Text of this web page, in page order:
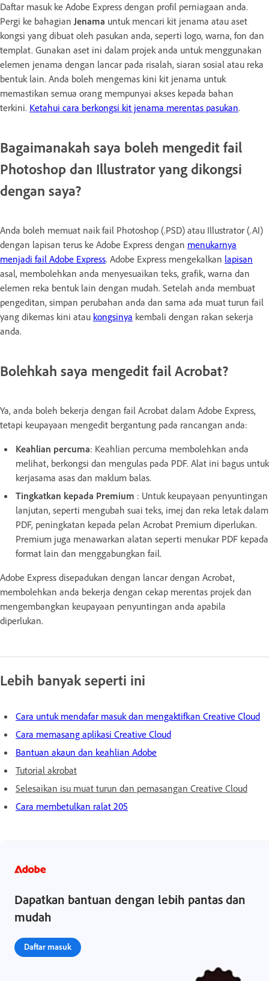
Daftar masuk ke Adobe Express dengan profil perniagaan anda.
Pergi ke bahagian Jenama untuk mencari kit jenama atau aset
kongsi yang dibuat oleh pasukan anda, seperti logo, warna, fon dan
templat. Gunakan aset ini dalam projek anda untuk menggunakan
elemen jenama dengan lancar pada risalah, siaran sosial atau reka
bentuk lain. Anda boleh mengemas kini kit jenama untuk
memastikan semua orang mempunyai akses kepada bahan
terkini. Ketahui cara berkongsi kit jenama merentas pasukan.
Bagaimanakah saya boleh mengedit fail
Photoshop dan Illustrator yang dikongsi
dengan saya?
Anda boleh memuat naik fail Photoshop (.PSD) atau Illustrator (.AI)
dengan lapisan terus ke Adobe Express dengan menukarnya
menjadi fail Adobe Express. Adobe Express mengekalkan lapisan
asal, membolehkan anda menyesuaikan teks, grafik, warna dan
elemen reka bentuk lain dengan mudah. Setelah anda membuat
pengeditan, simpan perubahan anda dan sama ada muat turun fail
yang dikemas kini atau kongsinya kembali dengan rakan sekerja
anda.
Bolehkah saya mengedit fail Acrobat?
Ya, anda boleh bekerja dengan fail Acrobat dalam Adobe Express,
tetapi keupayaan mengedit bergantung pada rancangan anda:
Keahlian percuma: Keahlian percuma membolehkan anda
melihat, berkongsi dan mengulas pada PDF. Alat ini bagus untuk
kerjasama asas dan maklum balas.
Tingkatkan kepada Premium : Untuk keupayaan penyuntingan
lanjutan, seperti mengubah suai teks, imej dan reka letak dalam
PDF, peningkatan kepada pelan Acrobat Premium diperlukan.
Premium juga menawarkan alatan seperti menukar PDF kepada
format lain dan menggabungkan fail.
Adobe Express disepadukan dengan lancar dengan Acrobat,
membolehkan anda bekerja dengan cekap merentas projek dan
mengembangkan keupayaan penyuntingan anda apabila
diperlukan.
Lebih banyak seperti ini
Cara untuk mendafar masuk dan mengaktifkan Creative Cloud
Cara memasang aplikasi Creative Cloud
Bantuan akaun dan keahlian Adobe
Tutorial akrobat
Selesaikan isu muat turun dan pemasangan Creative Cloud
Cara membetulkan ralat 205
Dapatkan bantuan dengan lebih pantas dan
mudah
Daftar masuk